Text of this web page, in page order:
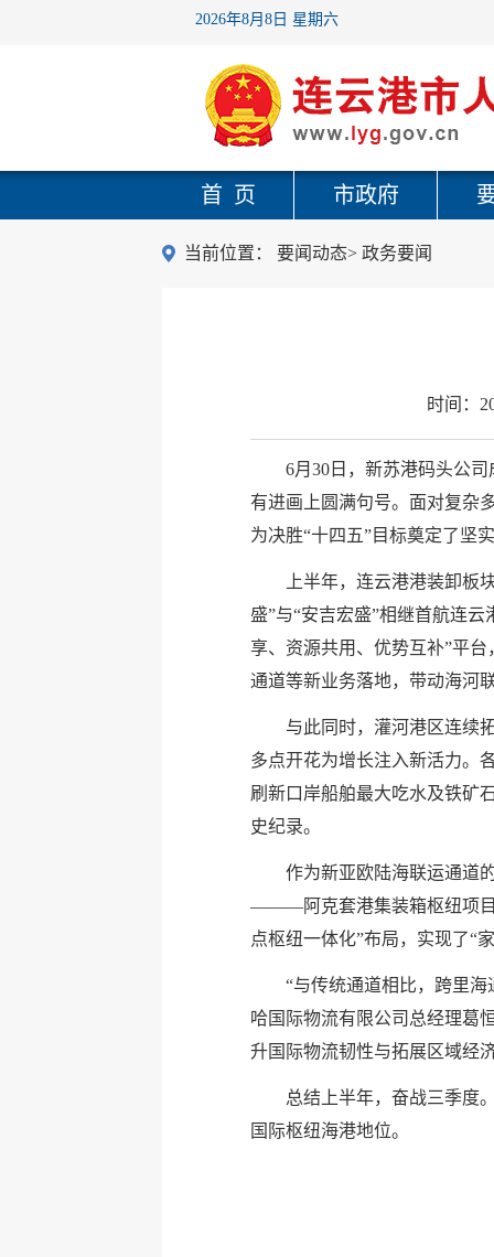
2026年8月8日 星期六
首 页 市政府
当前位置： 要闻动态> 政务要闻
时间：
6月30日，新苏港码头公
有进画上圆满句号。面对复杂
为决胜“十四五”目标奠定了坚
上半年，连云港港装卸板
盛”与“安吉宏盛”相继首航连
享、资源共用、优势互补”平
通道等新业务落地，带动海河
与此同时，灌河港区连续
多点开花为增长注入新活力。
刷新口岸船舶最大吃水及铁矿
史纪录。
作为新亚欧陆海联运通道
———阿克套港集装箱枢纽项目
点枢纽一体化”布局，实现了
“与传统通道相比，跨里
哈国际物流有限公司总经理葛
升国际物流韧性与拓展区域经
总结上半年，奋战三季度
国际枢纽海港地位。